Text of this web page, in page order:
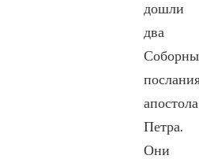
дошли
два
апостола
Петра.
Они